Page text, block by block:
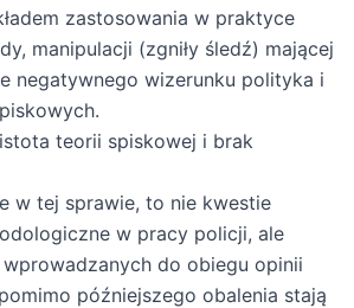
zastosowania w praktyce
manipulacji (zgniły śledź) mającej
negatywnego wizerunku polityka i
teorii spiskowej i brak
w tej sprawie, to nie kwestie
w pracy policji, ale
do obiegu opinii
późniejszego obalenia stają